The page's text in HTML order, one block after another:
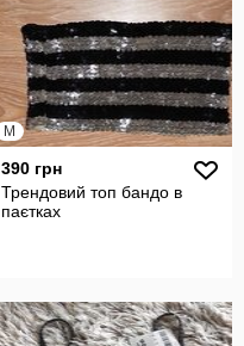
M
390 грн
Трендовий топ бандо в
паєтках